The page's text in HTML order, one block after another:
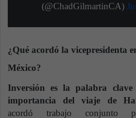
(@ChadGilmartinCA)
¿Qué acordó la vicepresidenta
México?
Inversión es la palabra
importancia del viaje de
acordó trabajo conjunto